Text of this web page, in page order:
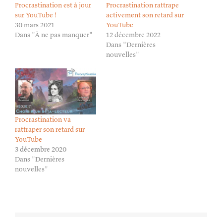
Procrastination est à jour
sur YouTube !
30 mars 2021
Dans "À ne pas manquer"
Procrastination rattrape
activement son retard sur
YouTube
12 décembre 2022
Dans "Dernières
nouvelles"
Procrastination va
rattraper son retard sur
YouTube
3 décembre 2020
Dans "Dernières
nouvelles"